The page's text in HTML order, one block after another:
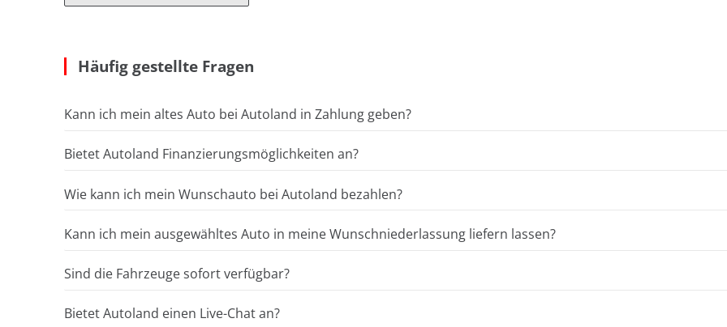
Häufig gestellte Fragen
Kann ich mein altes Auto bei Autoland in Zahlung geben?
Bietet Autoland Finanzierungsmöglichkeiten an?
Wie kann ich mein Wunschauto bei Autoland bezahlen?
Kann ich mein ausgewähltes Auto in meine Wunschniederlassung liefern lassen?
Sind die Fahrzeuge sofort verfügbar?
Bietet Autoland einen Live-Chat an?